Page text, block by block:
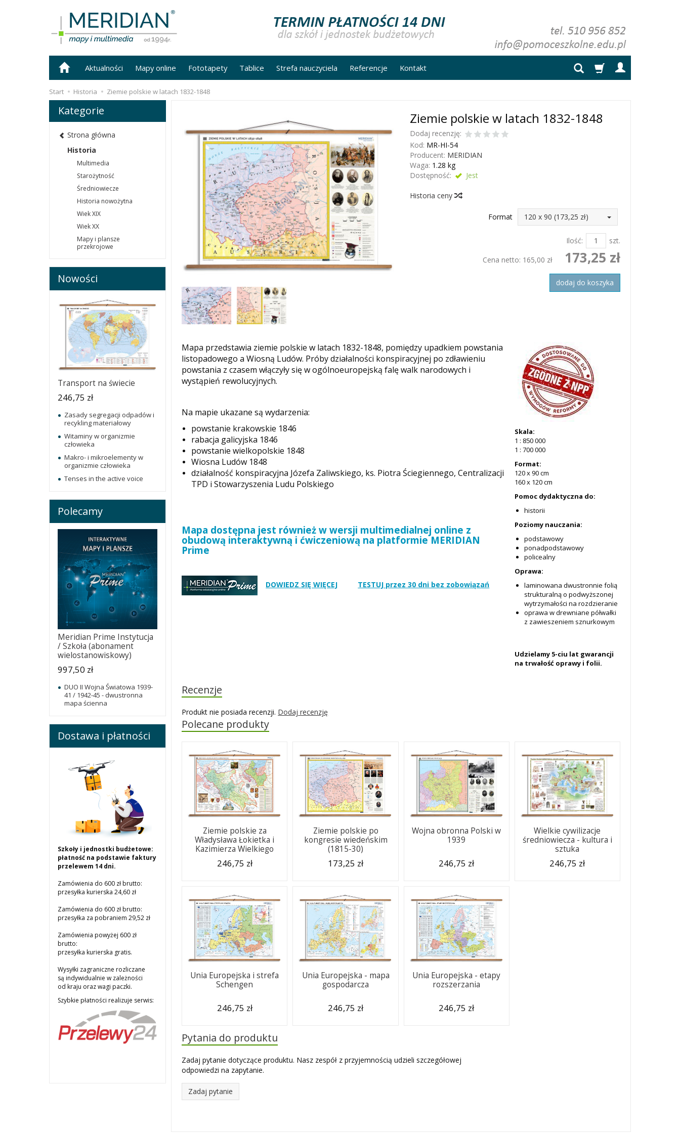
Aktualności Mapy online Fototapety Tablice Strefa nauczyciela Referencje Kontakt
Start Historia Ziemie polskie w latach 1832-1848
Ziemie polskie w latach 1832-1848
Dodaj recenzję:
Kod: MR-HI-54
Producent: MERIDIAN
Waga: 1.28 kg
Dostępność:
Jest
Historia ceny
Format 120 x 90 (173,25 zł)
Ilość:
szt.
Cena netto: 165,00 zł 173,25 zł
dodaj do koszyka
Mapa przedstawia ziemie polskie w latach 1832-1848, pomiędzy upadkiem powstania
listopadowego a Wiosną Ludów. Próby działalności konspiracyjnej po zdławieniu
powstania z czasem włączyły się w ogólnoeuropejską falę walk narodowych i
wystąpień rewolucyjnych.
Na mapie ukazane są wydarzenia:
powstanie krakowskie 1846
rabacja galicyjska 1846
powstanie wielkopolskie 1848
Wiosna Ludów 1848
działalność konspiracyjna Józefa Zaliwskiego, ks. Piotra Ściegiennego, Centralizacji
TPD i Stowarzyszenia Ludu Polskiego
Mapa dostępna jest również w wersji multimedialnej online z
obudową interaktywną i ćwiczeniową na platformie MERIDIAN
Prime
DOWIEDZ SIĘ WIĘCEJ TESTUJ przez 30 dni bez zobowiązań
Skala:
1 : 850 000
1 : 700 000
Format:
120 x 90 cm
160 x 120 cm
Pomoc dydaktyczna do:
historii
Poziomy nauczania:
podstawowy
ponadpodstawowy
policealny
Oprawa:
laminowana dwustronnie folią
strukturalną o podwyższonej
wytrzymałości na rozdzieranie
oprawa w drewniane półwałki
z zawieszeniem sznurkowym
Udzielamy 5-ciu lat gwarancji
na trwałość oprawy i folii.
Recenzje
Produkt nie posiada recenzji. Dodaj recenzję
Polecane produkty
Ziemie polskie za
Władysława Łokietka i
Kazimierza Wielkiego
246,75 zł
Ziemie polskie po
kongresie wiedeńskim
(1815-30)
173,25 zł
Wojna obronna Polski w
1939
246,75 zł
Wielkie cywilizacje
średniowiecza - kultura i
sztuka
246,75 zł
Unia Europejska i strefa
Schengen
246,75 zł
Unia Europejska - mapa
gospodarcza
246,75 zł
Unia Europejska - etapy
rozszerzania
246,75 zł
Pytania do produktu
Zadaj pytanie dotyczące produktu. Nasz zespół z przyjemnością udzieli szczegółowej
odpowiedzi na zapytanie.
Zadaj pytanie
Kategorie
Strona główna
Historia
Multimedia
Starożytność
Średniowiecze
Historia nowożytna
Wiek XIX
Wiek XX
Mapy i plansze
przekrojowe
Nowości
Transport na świecie
246,75 zł
Zasady segregacji odpadów i
recykling materiałowy
Witaminy w organizmie
człowieka
Makro- i mikroelementy w
organizmie człowieka
Tenses in the active voice
Polecamy
Meridian Prime Instytucja
/ Szkoła (abonament
wielostanowiskowy)
997,50 zł
DUO II Wojna Światowa 1939-
41 / 1942-45 - dwustronna
mapa ścienna
Dostawa i płatności
Szkoły i jednostki budżetowe:
płatność na podstawie faktury
przelewem 14 dni.
Zamówienia do 600 zł brutto:
przesyłka kurierska 24,60 zł
Zamówienia do 600 zł brutto:
przesyłka za pobraniem 29,52 zł
Zamówienia powyżej 600 zł
brutto:
przesyłka kurierska gratis.
Wysyłki zagraniczne rozliczane
są indywidualnie w zależności
od kraju oraz wagi paczki.
Szybkie płatności realizuje serwis: